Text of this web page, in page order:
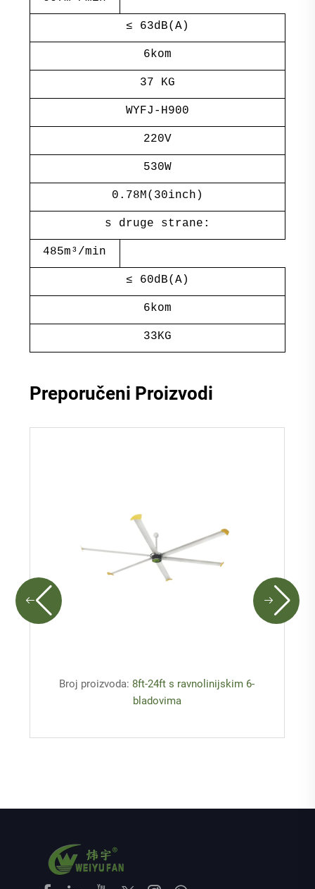
≤ 63dB(A)
6kom
37 KG
WYFJ-H900
220V
530W
0.78M(30inch)
s druge strane:
485m³/min
≤ 60dB(A)
6kom
33KG
Preporučeni Proizvodi
Broj proizvoda: 8ft-24ft s ravnolinijskim 6-
bladovima